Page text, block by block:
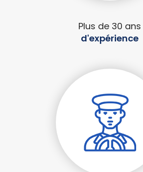
Plus de 30 ans
d'expérience